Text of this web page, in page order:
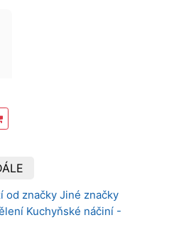
od značky Jiné značky
Kuchyňské náčiní -